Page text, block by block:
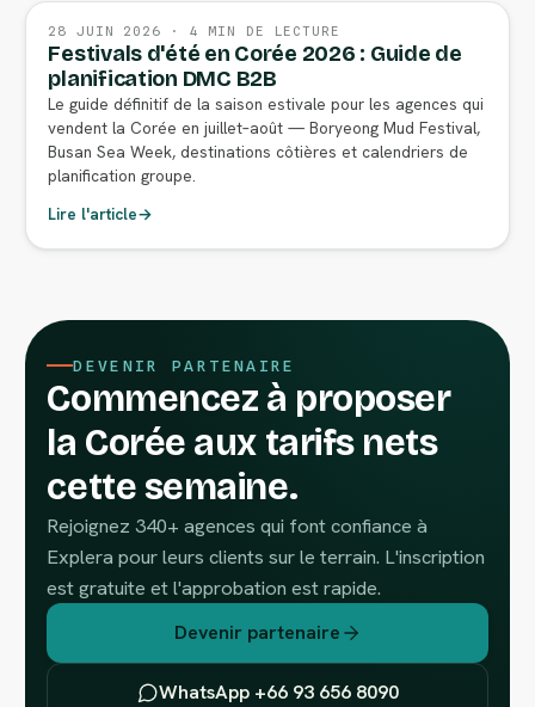
28 JUIN 2026 · 4 MIN DE LECTURE
Festivals d'été en Corée 2026 : Guide de
planification DMC B2B
Le guide définitif de la saison estivale pour les agences qui
vendent la Corée en juillet–août — Boryeong Mud Festival,
Busan Sea Week, destinations côtières et calendriers de
planification groupe.
Lire l'article→
DEVENIR PARTENAIRE
Commencez à proposer
la Corée aux tarifs nets
cette semaine.
Rejoignez 340+ agences qui font confiance à
Explera pour leurs clients sur le terrain. L'inscription
est gratuite et l'approbation est rapide.
Devenir partenaire
WhatsApp +66 93 656 8090